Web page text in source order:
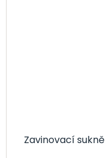
Zavinovací